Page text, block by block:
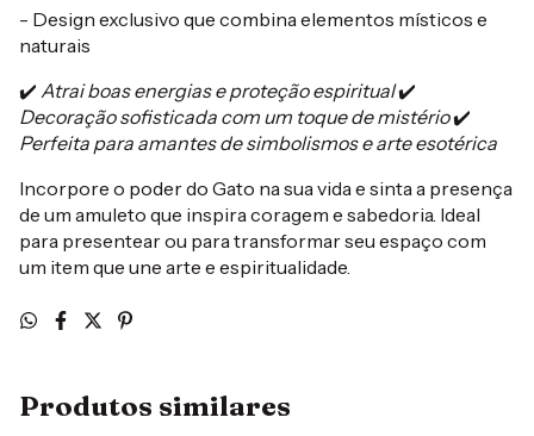
- Design exclusivo que combina elementos místicos e
naturais
✔️ Atrai boas energias e proteção espiritual✔️
Decoração sofisticada com um toque de mistério✔️
Perfeita para amantes de simbolismos e arte esotérica
Incorpore o poder do Gato na sua vida e sinta a presença
de um amuleto que inspira coragem e sabedoria. Ideal
para presentear ou para transformar seu espaço com
um item que une arte e espiritualidade.
Produtos similares